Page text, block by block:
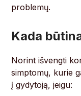
problemų.
Kada
Norint išvengti
simptomų, kurie
į gydytoją, jeigu: